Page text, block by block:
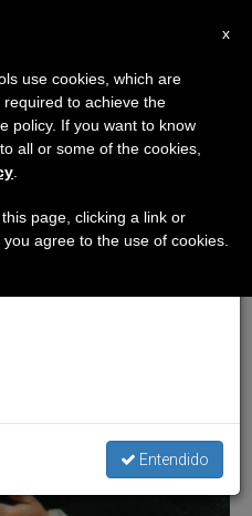
×
haremos la pausa
el periodo de verano
y también el
Entendido
x
use cookies, which are
to achieve the
policy. If you want to know
all or some of the cookies,
page, clicking a link or
agree to the use of cookies.